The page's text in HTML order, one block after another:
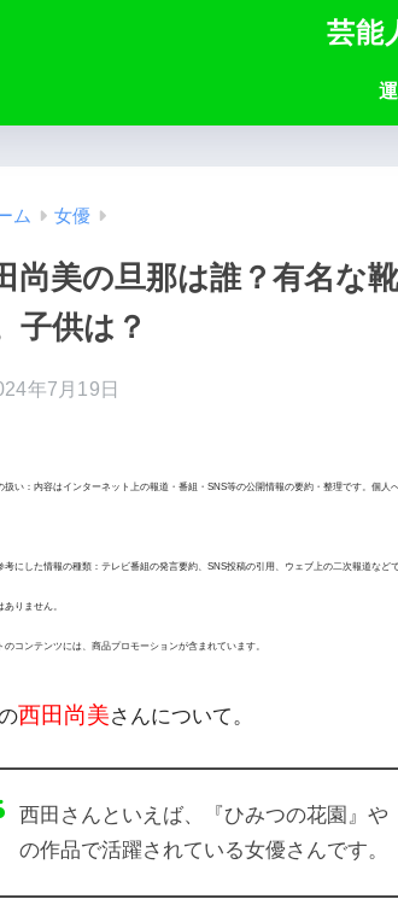
芸能
ム 女優
尚美の旦那は誰？有名な
子供は？
年7月19日
い：内容はインターネット上の報道・番組・SNS等の公開情報の要約・整理です。個
にした情報の種類：テレビ番組の発言要約、SNS投稿の引用、ウェブ上の二次報道な
ありません。
コンテンツには、商品プロモーションが含まれています。
西田尚美さんについて。
西田さんといえば、『ひみつの花園』
の作品で活躍されている女優さんです。